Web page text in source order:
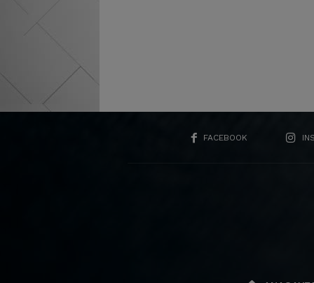
FACEBOOK